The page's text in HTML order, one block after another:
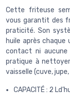
Cette friteuse
vous garantit des
praticité. Son
huile après
contact ni aucune
pratique à
vaisselle (cuve,
CAPACITÉ : 2